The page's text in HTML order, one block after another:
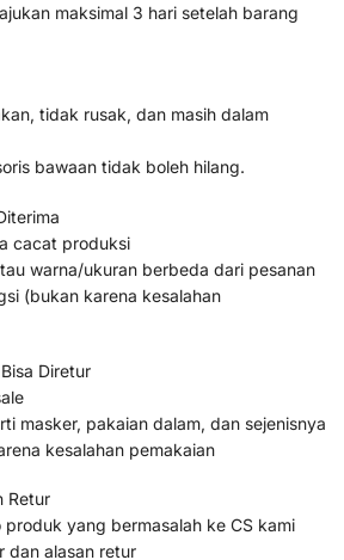
maksimal 3 hari setelah barang
tidak rusak, dan masih dalam
bawaan tidak boleh hilang.
cacat produksi
warna/ukuran berbeda dari pesanan
(bukan karena kesalahan
Diretur
masker, pakaian dalam, dan sejenisnya
kesalahan pemakaian
Retur
yang bermasalah ke CS kami
dan alasan retur